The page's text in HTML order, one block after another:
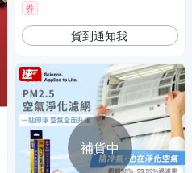
券
貨到通知我
補貨中